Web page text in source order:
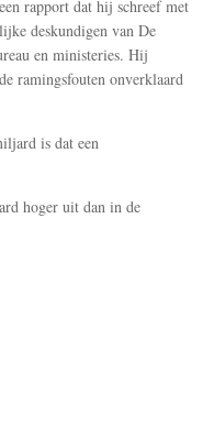
rapport dat hij schreef met
deskundigen van De
en ministeries. Hij
ramingsfouten onverklaard
is dat een
hoger uit dan in de